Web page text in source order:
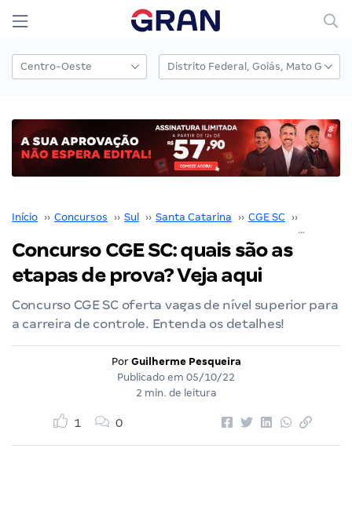
Início ›› Concursos ›› Sul ›› Santa Catarina ›› CGE SC ››
Concurso CGE SC: quais são as
etapas de prova? Veja aqui
Concurso CGE SC oferta vagas de nível superior para
a carreira de controle. Entenda os detalhes!
Por Guilherme Pesqueira
Publicado em 05/10/22
2 min. de leitura
1 0